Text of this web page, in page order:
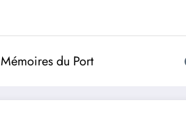
Mémoires du Port